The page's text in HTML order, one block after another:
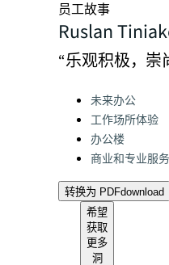
员工故事
Ruslan
“乐观积极，崇
Categories:
未来办公
工作场所体验
办公楼
商业和专业服务
转换为 PDFdownload
希望
获取
更多
洞